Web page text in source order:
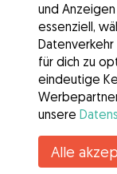
Kennst du
und
essenziell,
Datenverkehr
für dich zu
eindeutige
unsere
Alle